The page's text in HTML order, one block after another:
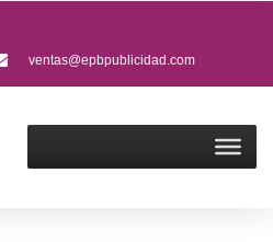
ventas@epbpublicidad.com